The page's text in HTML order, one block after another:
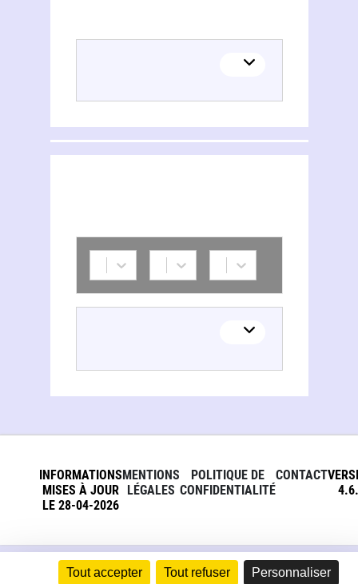
Tout accepter Tout refuser Personnaliser
INFORMATIONS
MISES À JOUR
LE 28-04-2026
MENTIONS
LÉGALES
POLITIQUE DE
CONFIDENTIALITÉ
CONTACT